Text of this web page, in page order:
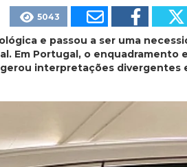
5043
e passou a ser uma
Em Portugal, o enquadramento
interpretações divergentes